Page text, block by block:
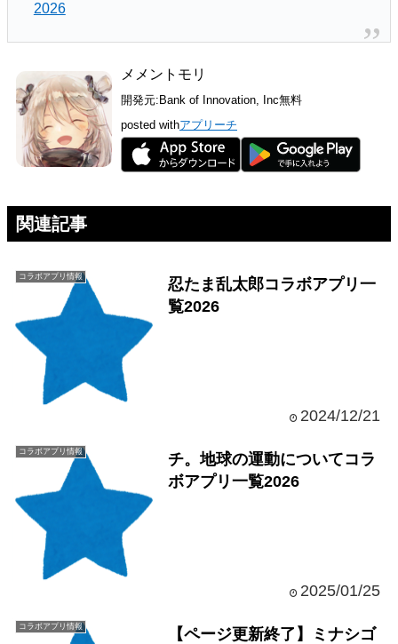
2026
メメントモリ
開発元: Bank of Innovation, Inc無料
posted withアプリーチ
関連記事
コラボアプリ情報
忍たま乱太郎コラボアプリ一
覧2026
2024/12/21
コラボアプリ情報
チ。地球の運動についてコラ
ボアプリ一覧2026
2025/01/25
コラボアプリ情報
【ページ更新終了】ミナシゴ